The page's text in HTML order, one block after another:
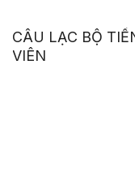
CÂU LẠC BỘ
VIÊN